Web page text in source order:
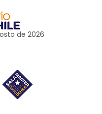
de 2026